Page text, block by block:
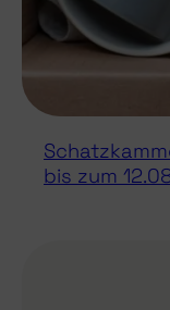
bis zum